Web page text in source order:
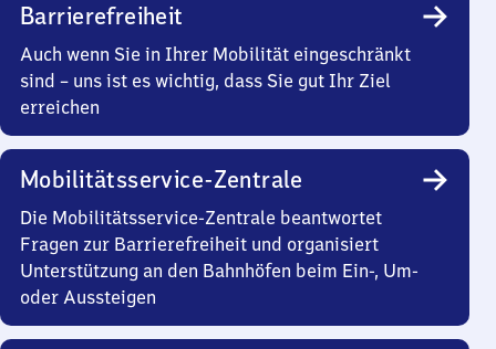
Barrierefreiheit
Auch wenn Sie in Ihrer Mobilität eingeschränkt
sind – uns ist es wichtig, dass Sie gut Ihr Ziel
erreichen
Mobilitätsservice-Zentrale
Die Mobilitätsservice-Zentrale beantwortet
Fragen zur Barrierefreiheit und organisiert
Unterstützung an den Bahnhöfen beim Ein-, Um-
oder Aussteigen